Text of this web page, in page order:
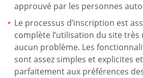
approuvé par les personnes
Le processus d’inscription est
complète l’utilisation du site
aucun problème. Les
sont assez simples et explicites
parfaitement aux préférences